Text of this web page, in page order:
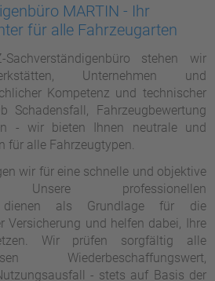
MARTIN - Ihr
für alle Fahrzeugarten
stehen wir
Unternehmen und
Kompetenz und technischer
Schadensfall, Fahrzeugbewertung
- wir bieten Ihnen neutrale und
für alle Fahrzeugtypen.
wir für eine schnelle und objektive
Unsere professionellen
als Grundlage für die
Versicherung und helfen dabei, Ihre
Wir prüfen sorgfältig alle
Wiederbeschaffungswert,
- stets auf Basis der